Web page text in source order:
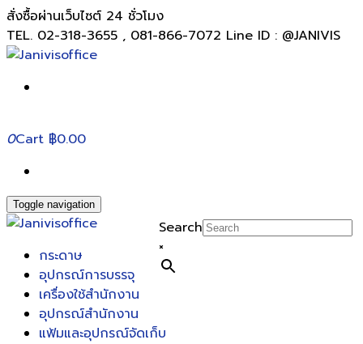
สั่งซื้อผ่านเว็บไซต์ 24 ชั่วโมง
TEL. 02-318-3655 , 081-866-7072 Line ID : @JANIVIS
0Cart ฿0.00
Toggle navigation
Search
×
กระดาษ
อุปกรณ์การบรรจุ
เครื่องใช้สำนักงาน
อุปกรณ์สำนักงาน
แฟ้มและอุปกรณ์จัดเก็บ